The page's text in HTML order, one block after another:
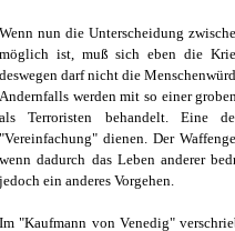
Wenn nun die Unterscheidung
möglich ist, muß sich eben die
deswegen darf nicht die
Andernfalls werden mit so einer
als Terroristen behandelt. Eine
"Vereinfachung" dienen. Der
wenn dadurch das Leben anderer
jedoch ein anderes Vorgehen.
Im "Kaufmann von Venedig"